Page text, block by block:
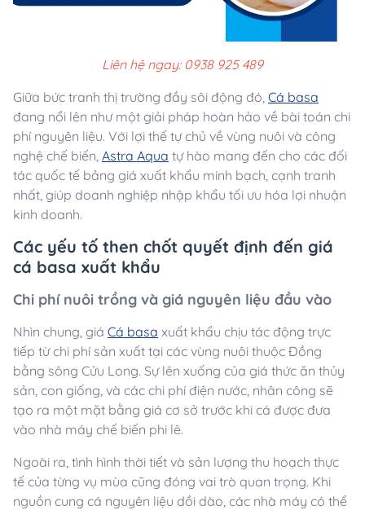
Liên hệ ngay: 0938 925 489
Giữa bức tranh thị trường đầy sôi động đó, Cá basa
đang nổi lên như một giải pháp hoàn hảo về bài toán chi
phí nguyên liệu. Với lợi thế tự chủ về vùng nuôi và công
nghệ chế biến, Astra Aqua tự hào mang đến cho các đối
tác quốc tế bảng giá xuất khẩu minh bạch, cạnh tranh
nhất, giúp doanh nghiệp nhập khẩu tối ưu hóa lợi nhuận
kinh doanh.
Các yếu tố then chốt quyết định đến giá
cá basa xuất khẩu
Chi phí nuôi trồng và giá nguyên liệu đầu vào
Nhìn chung, giá Cá basa xuất khẩu chịu tác động trực
tiếp từ chi phí sản xuất tại các vùng nuôi thuộc Đồng
bằng sông Cửu Long. Sự lên xuống của giá thức ăn thủy
sản, con giống, và các chi phí điện nước, nhân công sẽ
tạo ra một mặt bằng giá cơ sở trước khi cá được đưa
vào nhà máy chế biến phi lê.
Ngoài ra, tình hình thời tiết và sản lượng thu hoạch thực
tế của từng vụ mùa cũng đóng vai trò quan trọng. Khi
nguồn cung cá nguyên liệu dồi dào, các nhà máy có thể